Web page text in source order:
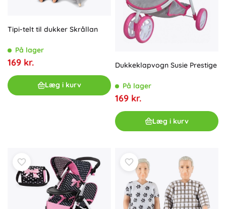
Tipi-telt til dukker Skrållan
På lager
169 kr.
Læg i kurv
Dukkeklapvogn Susie Prestige
På lager
169 kr.
Læg i kurv